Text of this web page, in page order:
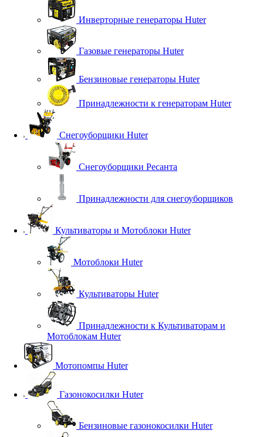
Инверторные генераторы Huter
Газовые генераторы Huter
Бензиновые генераторы Huter
Принадлежности к генераторам Huter
Снегоуборщики Huter
Снегоуборщики Ресанта
Принадлежности для снегоуборщиков
Культиваторы и Мотоблоки Huter
Мотоблоки Huter
Культиваторы Huter
Принадлежности к Культиваторам и
Мотоблокам Huter
Мотопомпы Huter
Газонокосилки Huter
Бензиновые газонокосилки Huter